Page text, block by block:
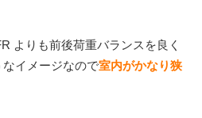
よりも前後荷重バランスを良く
イメージなので室内がかなり狭